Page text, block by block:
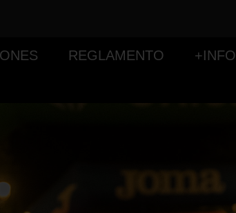
REGLAMENTO +INFO